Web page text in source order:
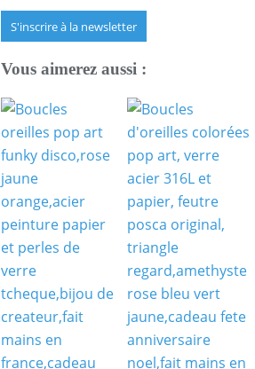
S'inscrire à la newsletter
Vous aimerez aussi :